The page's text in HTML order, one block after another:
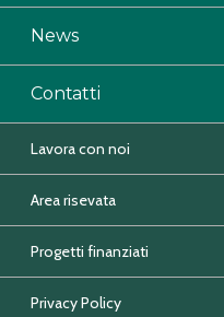
News
Contatti
Lavora con noi
Area risevata
Progetti finanziati
Privacy Policy